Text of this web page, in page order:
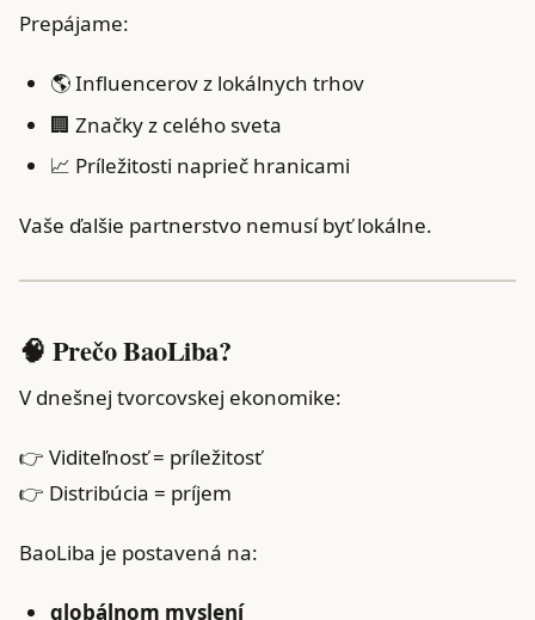
Prepájame:
🌎 Influencerov z lokálnych trhov
🏢 Značky z celého sveta
📈 Príležitosti naprieč hranicami
Vaše ďalšie partnerstvo nemusí byť lokálne.
🧠 Prečo BaoLiba?
V dnešnej tvorcovskej ekonomike:
👉 Viditeľnosť = príležitosť
👉 Distribúcia = príjem
BaoLiba je postavená na:
globálnom myslení